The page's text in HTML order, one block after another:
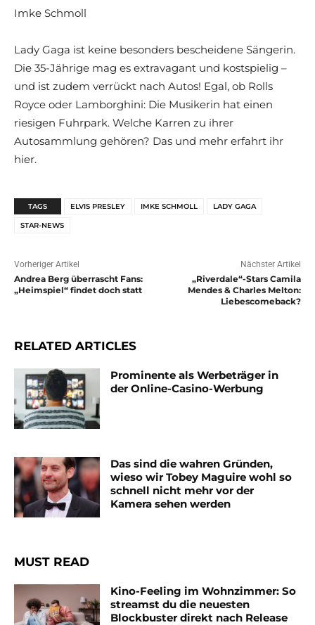
Imke Schmoll
Lady Gaga ist keine besonders bescheidene Sängerin.
Die 35-Jährige mag es extravagant und kostspielig –
und ist zudem verrückt nach Autos! Egal, ob Rolls
Royce oder Lamborghini: Die Musikerin hat einen
riesigen Fuhrpark. Welche Karren zu ihrer
Autosammlung gehören? Das und mehr erfahrt ihr
hier.
TAGS ELVIS PRESLEY IMKE SCHMOLL LADY GAGA
STAR-NEWS
Vorheriger Artikel
Andrea Berg überrascht Fans:
„Heimspiel“ findet doch statt
Nächster Artikel
„Riverdale“-Stars Camila
Mendes & Charles Melton:
Liebescomeback?
RELATED ARTICLES
Prominente als Werbeträger in
der Online-Casino-Werbung
Das sind die wahren Gründen,
wieso wir Tobey Maguire wohl so
schnell nicht mehr vor der
Kamera sehen werden
MUST READ
Kino-Feeling im Wohnzimmer: So
streamst du die neuesten
Blockbuster direkt nach Release